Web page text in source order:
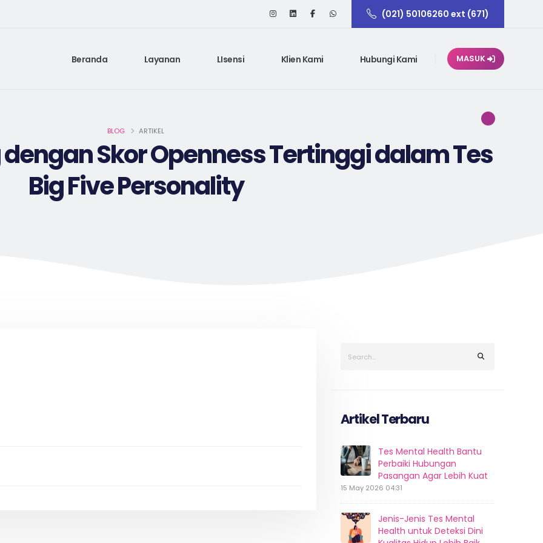
(021) 50106260 ext (671)
Beranda Layanan LIsensi Klien Kami Hubungi Kami MASUK
BLOG ARTIKEL
Skor Openness Tertinggi dalam Tes
Big Five Personality
Artikel Terbaru
Tes Mental Health Bantu
Perbaiki Hubungan
Pasangan Agar Lebih Kuat
15 May 2026 04:31
Jenis-Jenis Tes Mental
Health untuk Deteksi Dini